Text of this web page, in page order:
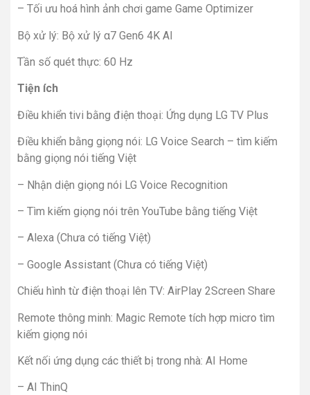
– Tối ưu hoá hình ảnh chơi game Game Optimizer
Bộ xử lý: Bộ xử lý α7 Gen6 4K AI
Tần số quét thực: 60 Hz
Tiện ích
Điều khiển tivi bằng điện thoại: Ứng dụng LG TV Plus
Điều khiển bằng giọng nói: LG Voice Search – tìm kiếm
bằng giọng nói tiếng Việt
– Nhận diện giọng nói LG Voice Recognition
– Tìm kiếm giọng nói trên YouTube bằng tiếng Việt
– Alexa (Chưa có tiếng Việt)
– Google Assistant (Chưa có tiếng Việt)
Chiếu hình từ điện thoại lên TV: AirPlay 2Screen Share
Remote thông minh: Magic Remote tích hợp micro tìm
kiếm giọng nói
Kết nối ứng dụng các thiết bị trong nhà: AI Home
– AI ThinQ